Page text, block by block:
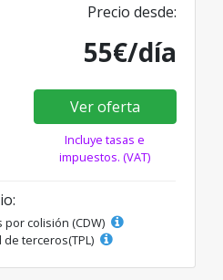
Precio desde:
55€/día
Ver oferta
Incluye tasas e
impuestos. (VAT)
colisión (CDW)
terceros(TPL)